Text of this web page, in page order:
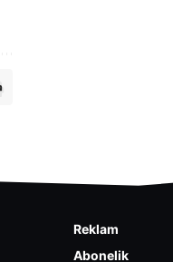
Reklam
Abonelik